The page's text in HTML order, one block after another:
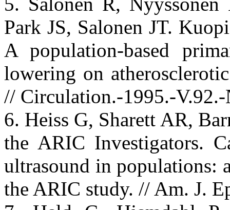
Park JS, Salonen JT.
A population-based
lowering on
// Circulation.-1995.-
6. Heiss G, Sharett AR,
the ARIC Investigators.
ultrasound in populations:
the ARIC study. // Am. J.